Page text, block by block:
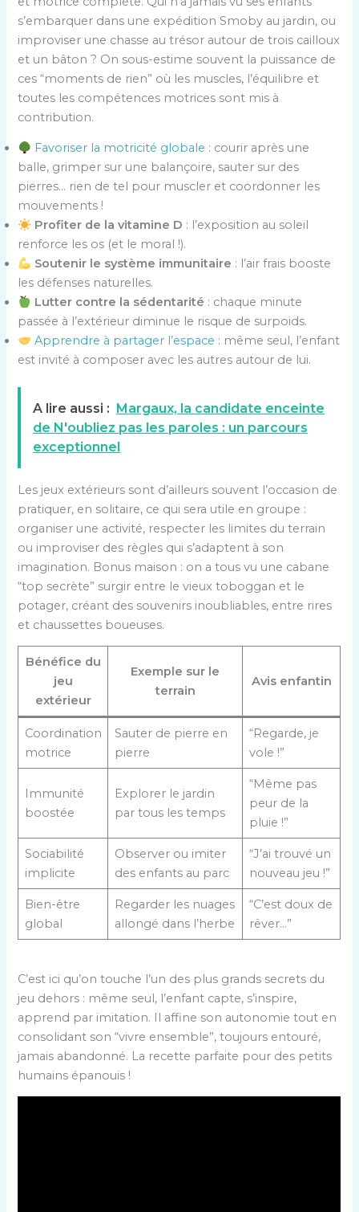
s’embarquer dans une expédition Smoby au jardin, ou
improviser une chasse au trésor autour de trois cailloux
et un bâton ? On sous-estime souvent la puissance de
ces “moments de rien” où les muscles, l’équilibre et
toutes les compétences motrices sont mis à
contribution.
Favoriser la motricité globale : courir après une
balle, grimper sur une balançoire, sauter sur des
pierres… rien de tel pour muscler et coordonner les
mouvements !
Profiter de la vitamine D : l’exposition au soleil
renforce les os (et le moral !).
Soutenir le système immunitaire : l’air frais booste
les défenses naturelles.
Lutter contre la sédentarité : chaque minute
passée à l’extérieur diminue le risque de surpoids.
Apprendre à partager l’espace : même seul, l’enfant
est invité à composer avec les autres autour de lui.
A lire aussi : Margaux, la candidate enceinte
de N'oubliez pas les paroles : un parcours
exceptionnel
Les jeux extérieurs sont d’ailleurs souvent l’occasion de
pratiquer, en solitaire, ce qui sera utile en groupe :
organiser une activité, respecter les limites du terrain
ou improviser des règles qui s’adaptent à son
imagination. Bonus maison : on a tous vu une cabane
“top secrète” surgir entre le vieux toboggan et le
potager, créant des souvenirs inoubliables, entre rires
et chaussettes boueuses.
Bénéfice du
jeu
extérieur
Exemple sur le
terrain
Avis enfantin
Coordination
motrice
Sauter de pierre en
pierre
“Regarde, je
vole !”
Immunité
boostée
Explorer le jardin
par tous les temps
“Même pas
peur de la
pluie !”
Sociabilité
implicite
Observer ou imiter
des enfants au parc
“J’ai trouvé un
nouveau jeu !”
Bien-être
global
Regarder les nuages
allongé dans l’herbe
“C’est doux de
rêver…”
C’est ici qu’on touche l’un des plus grands secrets du
jeu dehors : même seul, l’enfant capte, s’inspire,
apprend par imitation. Il affine son autonomie tout en
consolidant son “vivre ensemble”, toujours entouré,
jamais abandonné. La recette parfaite pour des petits
humains épanouis !